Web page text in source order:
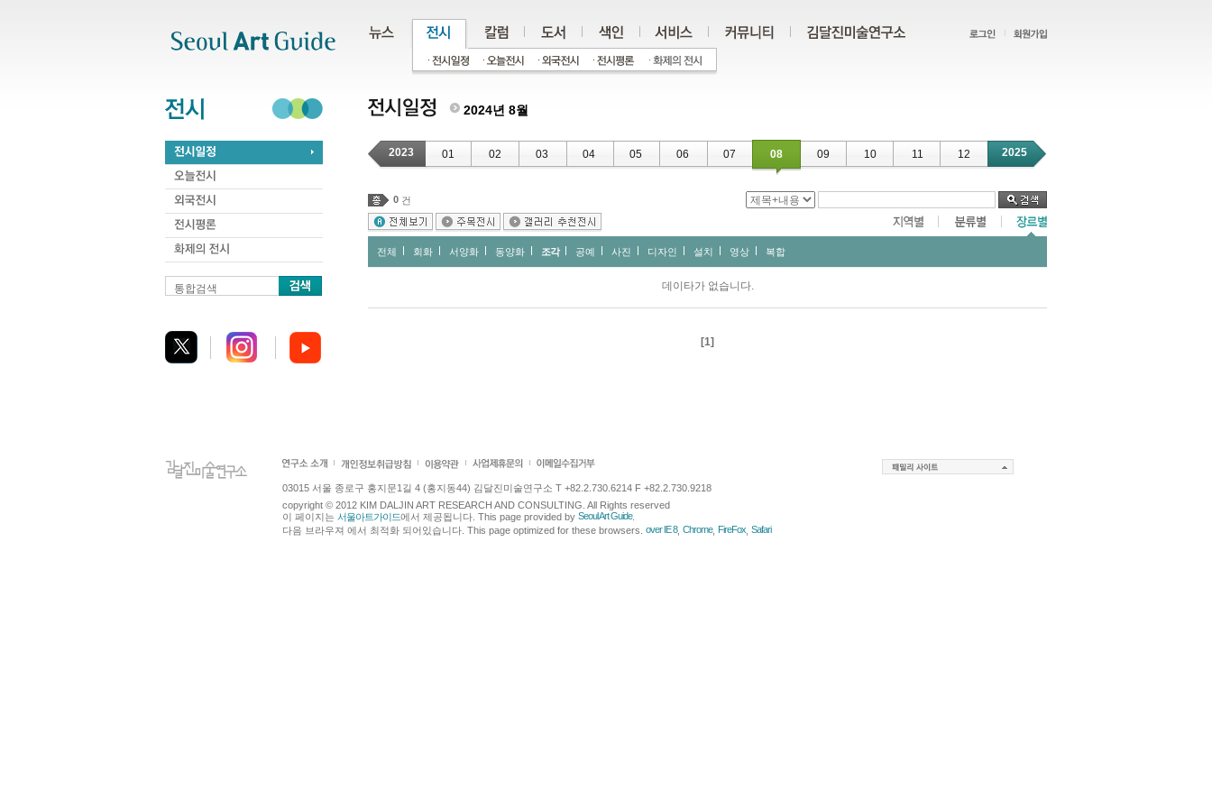
통합검색
2024년 8월
2023 01 02 03 04 05 06 07 08 09 10 11 12 2025
0 건
전체 회화 서양화 동양화 조각 공예 사진 디자인 설치 영상 복합
데이타가 없습니다.
[1]
03015 서울 종로구 홍지문1길 4 (홍지동44) 김달진미술연구소 T +82.2.730.6214 F +82.2.730.9218
copyright © 2012 KIM DALJIN ART RESEARCH AND CONSULTING. All Rights reserved
이 페이지는 서울아트가이드에서 제공됩니다. This page provided by Seoul Art Guide.
다음 브라우져 에서 최적화 되어있습니다. This page optimized for these browsers. over IE 8, Chrome, FireFox Safari